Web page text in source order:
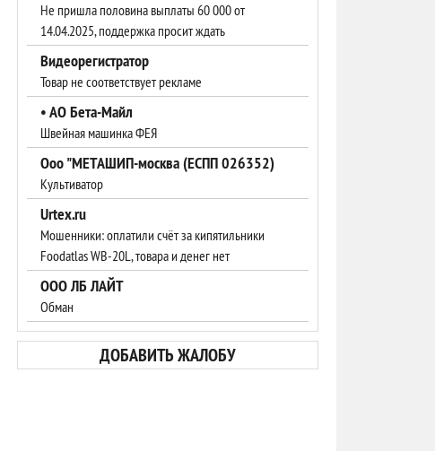
Не пришла половина выплаты 60 000 от
14.04.2025, поддержка просит ждать
Видеорегистратор
Товар не соответствует рекламе
• АО Бета-Майл
Швейная машинка ФЕЯ
Ооо "МЕТАШИП-москва (ЕСПП 026352)
Культиватор
Urtex.ru
Мошенники: оплатили счёт за кипятильники
Foodatlas WB-20L, товара и денег нет
ООО ЛБ ЛАЙТ
Обман
ДОБАВИТЬ ЖАЛОБУ